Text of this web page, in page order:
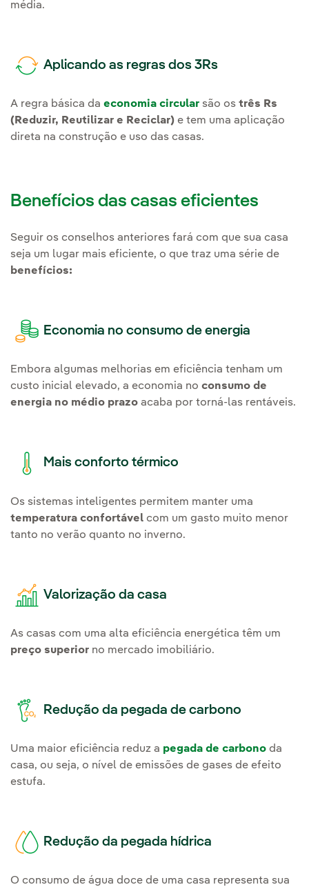
média.
Aplicando as regras dos 3Rs
A regra básica da economia circular são os três Rs
(Reduzir, Reutilizar e Reciclar) e tem uma aplicação
direta na construção e uso das casas.
Benefícios das casas eficientes
Seguir os conselhos anteriores fará com que sua casa
seja um lugar mais eficiente, o que traz uma série de
benefícios:
Economia no consumo de energia
Embora algumas melhorias em eficiência tenham um
custo inicial elevado, a economia no consumo de
energia no médio prazo acaba por torná-las rentáveis.
Mais conforto térmico
Os sistemas inteligentes permitem manter uma
temperatura confortável com um gasto muito menor
tanto no verão quanto no inverno.
Valorização da casa
As casas com uma alta eficiência energética têm um
preço superior no mercado imobiliário.
Redução da pegada de carbono
Uma maior eficiência reduz a pegada de carbono da
casa, ou seja, o nível de emissões de gases de efeito
estufa.
Redução da pegada hídrica
O consumo de água doce de uma casa representa sua